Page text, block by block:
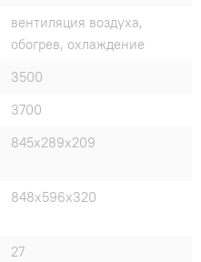
вентиляция воздуха,
обогрев, охлаждение
3500
3700
845x289x209
848x596x320
27